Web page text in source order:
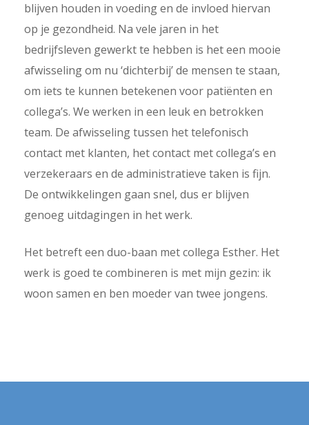
blijven houden in voeding en de invloed hiervan
op je gezondheid. Na vele jaren in het
bedrijfsleven gewerkt te hebben is het een mooie
afwisseling om nu ‘dichterbij’ de mensen te staan,
om iets te kunnen betekenen voor patiënten en
collega’s. We werken in een leuk en betrokken
team. De afwisseling tussen het telefonisch
contact met klanten, het contact met collega’s en
verzekeraars en de administratieve taken is fijn.
De ontwikkelingen gaan snel, dus er blijven
genoeg uitdagingen in het werk.
Het betreft een duo-baan met collega Esther. Het
werk is goed te combineren is met mijn gezin: ik
woon samen en ben moeder van twee jongens.